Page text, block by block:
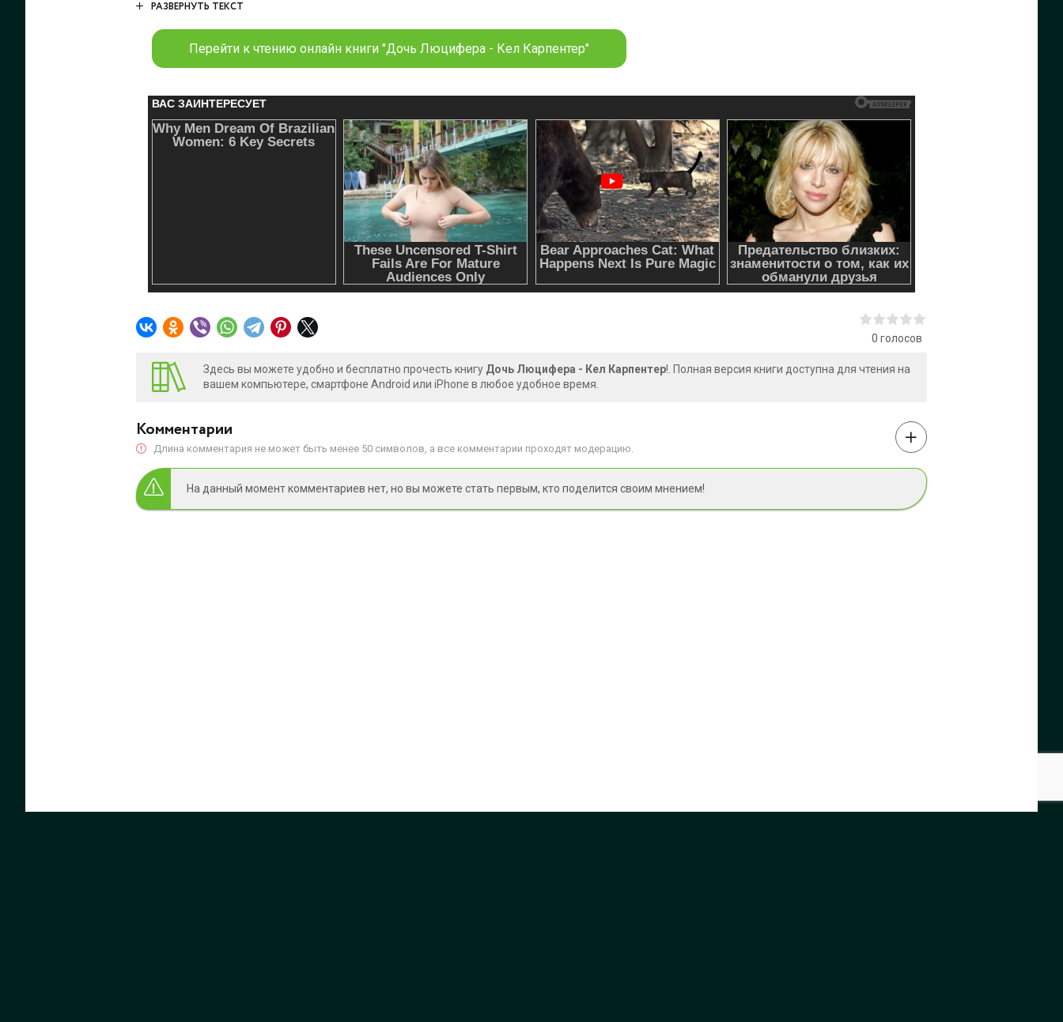
РАЗВЕРНУТЬ ТЕКСТ
Перейти к чтению онлайн книги "Дочь Люцифера - Кел Карпентер"
0 голосов
Здесь вы можете удобно и бесплатно прочесть книгу Дочь Люцифера - Кел Карпентер!. Полная версия книги доступна для чтения на
вашем компьютере, смартфоне Android или iPhone в любое удобное время.
Комментарии
Длина комментария не может быть менее 50 символов, а все комментарии проходят модерацию.
На данный момент комментариев нет, но вы можете стать первым, кто поделится своим мнением!